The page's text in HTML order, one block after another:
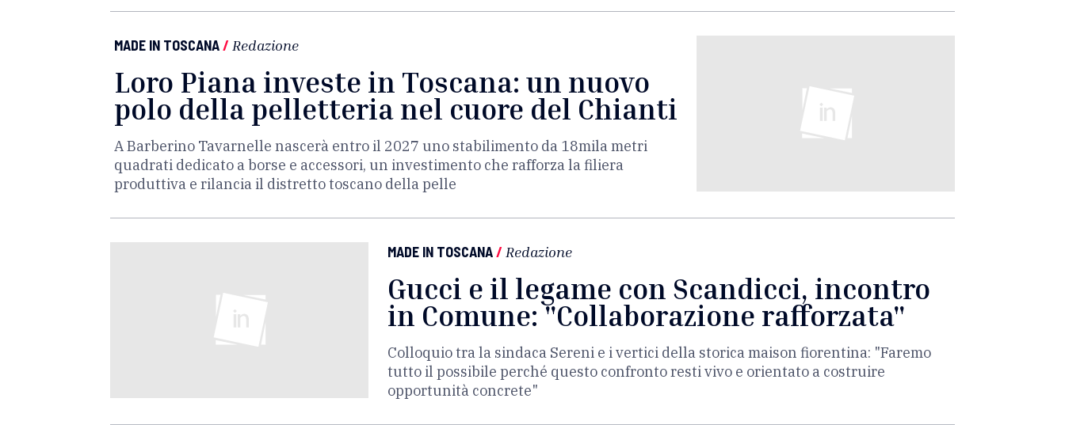
MADE IN TOSCANA/ Redazione
Loro Piana investe in Toscana: un nuovo
polo della pelletteria nel cuore del Chianti
A Barberino Tavarnelle nascerà entro il 2027 uno stabilimento da 18mila metri
quadrati dedicato a borse e accessori, un investimento che rafforza la filiera
produttiva e rilancia il distretto toscano della pelle
MADE IN TOSCANA/ Redazione
Gucci e il legame con Scandicci, incontro
in Comune: "Collaborazione rafforzata"
Colloquio tra la sindaca Sereni e i vertici della storica maison fiorentina: "Faremo
tutto il possibile perché questo confronto resti vivo e orientato a costruire
opportunità concrete"